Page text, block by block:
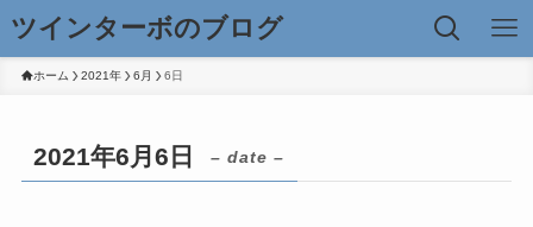
ツインターボのブログ
ホーム 2021年 6月 6日
2021年6月6日 – date –